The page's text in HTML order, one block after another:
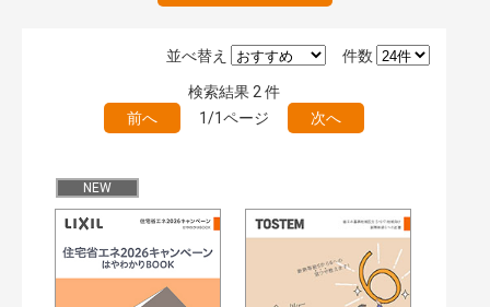
絞り込みの解除
おすすめハッシュタグ
まずはここから（3）
施工イメージ・アイデア集（1）
リフォームおすすめ（11）
省エネ住宅関連（2）
件数
並べ替え
検索結果 2 件
前へ
1/1ページ 次へ
NEW